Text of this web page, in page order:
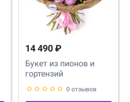
14 490 ₽
Букет из пионов и
гортензий
0 отзывов